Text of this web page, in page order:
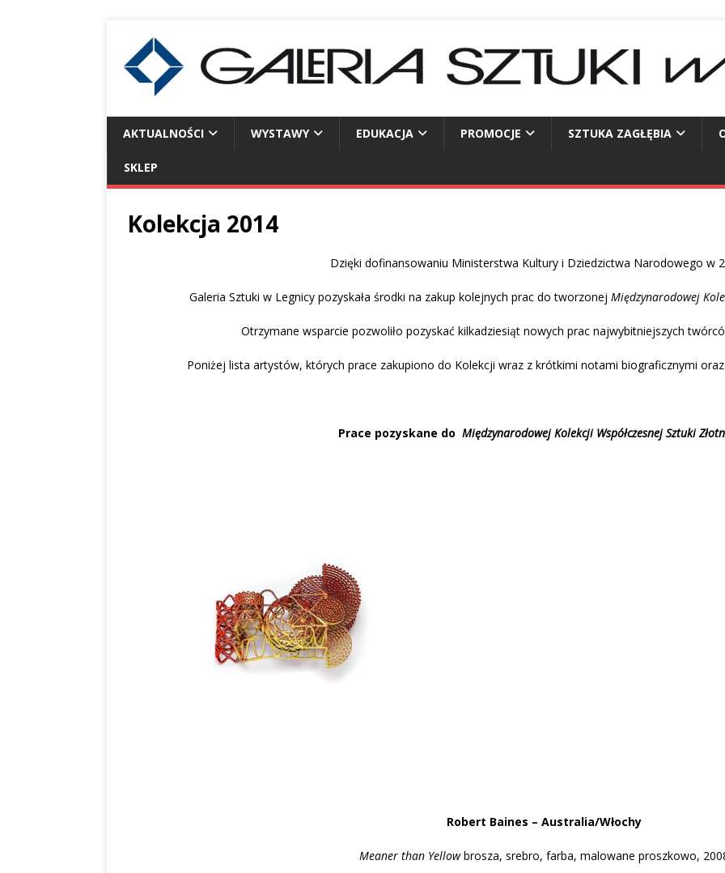
AKTUALNOŚCI WYSTAWY EDUKACJA PROMOCJE SZTUKA ZAGŁĘBIA
SKLEP
Kolekcja 2014
Dzięki dofinansowaniu Ministerstwa Kultury i Dziedzictwa Narodowego w
Galeria Sztuki w Legnicy pozyskała środki na zakup kolejnych prac do tworzonej Międzynarodowej
Otrzymane wsparcie pozwoliło pozyskać kilkadziesiąt nowych prac najwybitniejszych
Poniżej lista artystów, których prace zakupiono do Kolekcji wraz z krótkimi notami biograficznymi
Prace pozyskane do Międzynarodowej Kolekcji Współczesnej Sztuki
Robert Baines – Australia/Włochy
Meaner than Yellowbrosza, srebro, farba, malowane proszkowo,